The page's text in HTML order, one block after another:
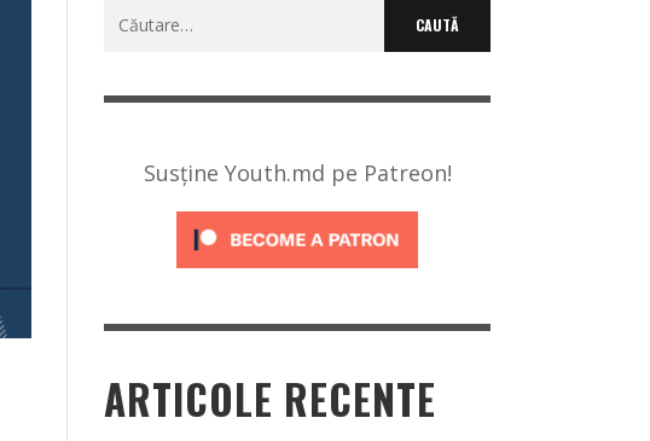
Caută
Susține Youth.md pe Patreon!
ARTICOLE RECENTE